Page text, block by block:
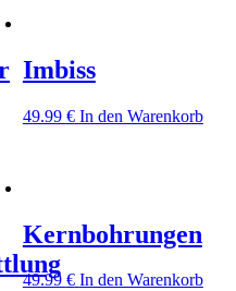
Imbiss
49.99 € In den Warenkorb
Kernbohrungen
49.99 € In den Warenkorb